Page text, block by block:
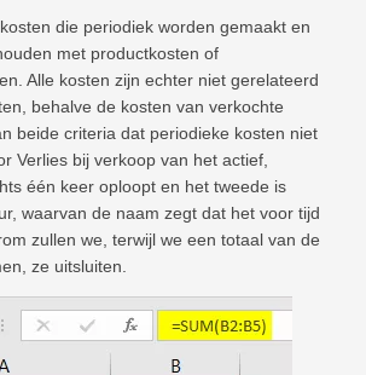
die periodiek worden gemaakt en
met productkosten of
Alle kosten zijn echter niet gerelateerd
behalve de kosten van verkochte
beide criteria dat periodieke kosten niet
Verlies bij verkoop van het actief,
één keer oploopt en het tweede is
waarvan de naam zegt dat het voor tijd
zullen we, terwijl we een totaal van de
ze uitsluiten.